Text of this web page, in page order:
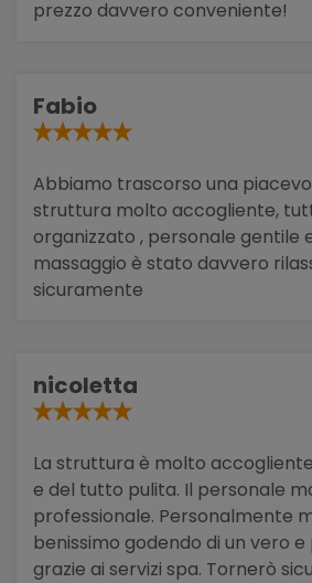
prezzo davvero conveniente!
Fabio
Abbiamo trascorso una
struttura molto accogliente,
organizzato , personale gentile
massaggio è stato davvero
sicuramente
nicoletta
La struttura è molto
e del tutto pulita. Il personale
professionale. Personalmente
benissimo godendo di un vero
grazie ai servizi spa. Tornerò